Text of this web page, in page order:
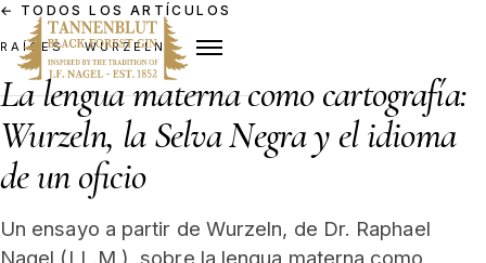
← TODOS LOS ARTÍCULOS
RAÍCES · WURZELN
La lengua materna como cartografía:
Wurzeln, la Selva Negra y el idioma
de un oficio
Un ensayo a partir de Wurzeln, de Dr. Raphael
Nagel (LL.M.), sobre la lengua materna como